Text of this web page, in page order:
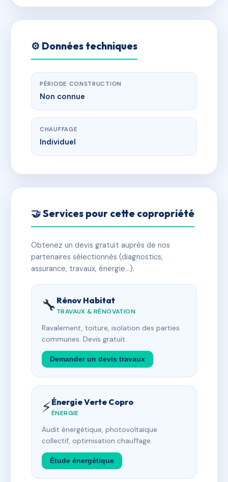
⚙️ Données techniques
PÉRIODE CONSTRUCTION
Non connue
CHAUFFAGE
Individuel
🤝 Services pour cette copropriété
Obtenez un devis gratuit auprès de nos
partenaires sélectionnés (diagnostics,
assurance, travaux, énergie…).
🔧 Rénov Habitat
TRAVAUX & RÉNOVATION
Ravalement, toiture, isolation des parties
communes. Devis gratuit.
Demander un devis travaux
⚡Énergie Verte Copro
ÉNERGIE
Audit énergétique, photovoltaïque
collectif, optimisation chauffage.
Étude énergétique